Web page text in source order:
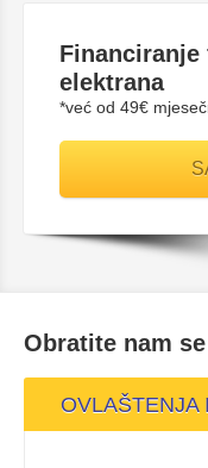
elektrana
*već od 49€
Obratite nam
OVLAŠTENJA